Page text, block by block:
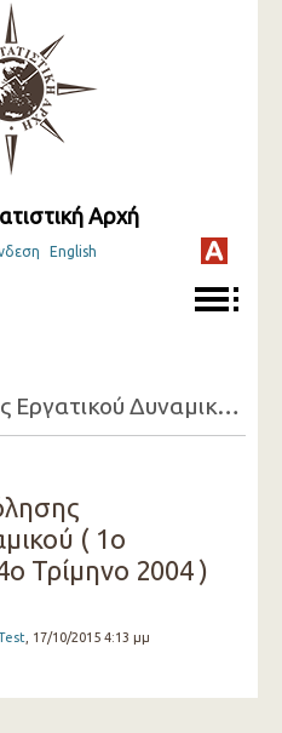
Αρχή
English
Έρευνα Απασχόλησης Εργατικού Δυναμικού ( 1ο Τρίμηνο 2004 - 4ο Τρίμηνο 2004 )
( 1ο
Τρίμηνο 2004 )
, 17/10/2015 4:13 μμ